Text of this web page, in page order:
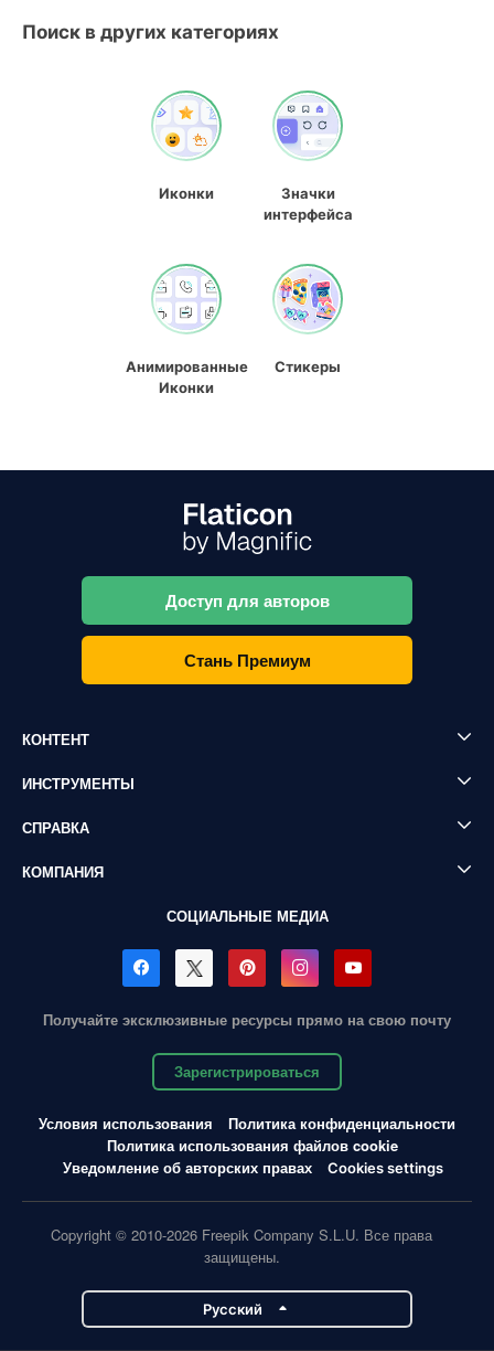
Поиск в других категориях
Иконки
Значки
интерфейса
Анимированные
Иконки
Стикеры
Доступ для авторов
Стань Премиум
КОНТЕНТ
ИНСТРУМЕНТЫ
СПРАВКА
КОМПАНИЯ
СОЦИАЛЬНЫЕ МЕДИА
Получайте эксклюзивные ресурсы прямо на свою почту
Зарегистрироваться
Условия использования
Политика конфиденциальности
Политика использования файлов cookie
Уведомление об авторских правах
Cookies settings
Copyright © 2010-2026 Freepik Company S.L.U. Все права
защищены.
Pусский